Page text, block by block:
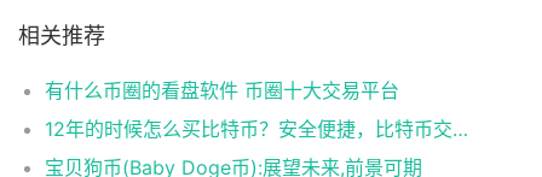
相关推荐
有什么币圈的看盘软件 币圈十大交易平台
12年的时候怎么买比特币？安全便捷，比特币交易首选
宝贝狗币(Baby Doge币):展望未来,前景可期